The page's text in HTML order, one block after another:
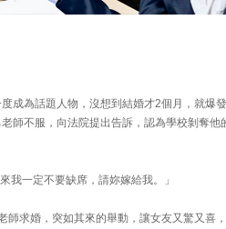
成為話題人物，沒想到結婚才2個月，就爆
師不服，向法院提出告訴，認為學校剝奪他
我一定不要缺席，請妳嫁給我。」
求婚，突如其來的舉動，讓女友又驚又喜